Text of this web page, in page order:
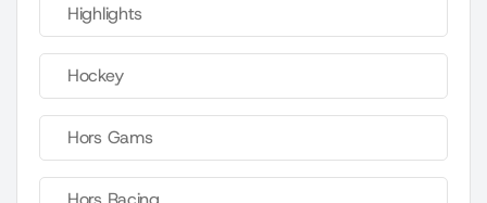
Highlights
Hockey
Hors Gams